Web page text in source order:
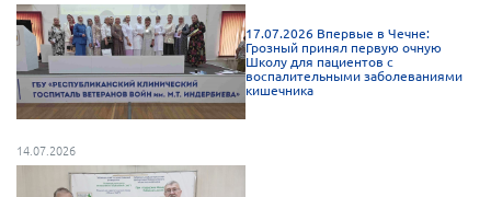
Тульская область
Ульяновская область
Челябинская область
Ярославская область
17.07.2026 Впервые в Чечне:
Грозный принял первую очную
Школу для пациентов с
воспалительными заболеваниями
кишечника
14.07.2026